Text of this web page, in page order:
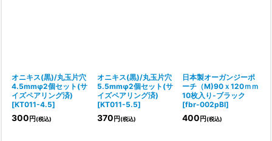
オニキス(黒)/丸玉片穴
4.5mmφ2個セット(サ
イズペアリング済)
[KT011-4.5]
300 円(税込)
オニキス(黒)/丸玉片穴
5.5mmφ2個セット(サ
イズペアリング済)
[KT011-5.5]
370 円(税込)
日本製オーガンジーポ
ーチ（M)90ｘ120ｍｍ
10枚入り-ブラック
[fbr-002pBl]
400 円(税込)